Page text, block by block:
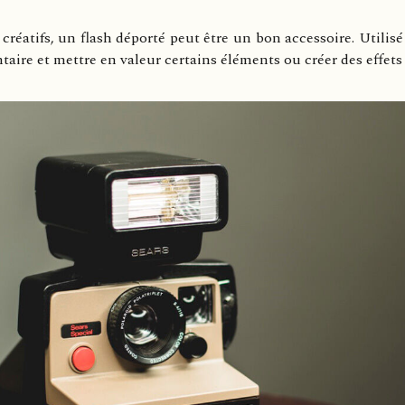
un flash déporté peut être un bon accessoire.
et mettre en valeur certains éléments ou créer des effets